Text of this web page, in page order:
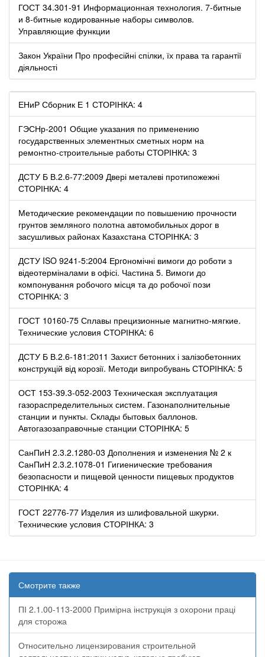
ГОСТ 34.301-91 Информационная технология. 7-битные
и 8-битные кодированные наборы символов.
Управляющие функции
Закон України Про професійні спілки, їх права та гарантії
діяльності
ЕНиР Сборник Е 1 СТОРІНКА: 4
ГЭСНр-2001 Общие указания по применению
государственных элементных сметных норм на
ремонтно-строительные работы СТОРІНКА: 3
ДСТУ Б В.2.6-77:2009 Двері металеві протипожежні
СТОРІНКА: 4
Методические рекомендации по повышению прочности
грунтов земляного полотна автомобильных дорог в
засушливых районах Казахстана СТОРІНКА: 3
ДСТУ ISO 9241-5:2004 Еpгoномічні вимоги до роботи з
відеотерміналами в офісі. Частина 5. Вимоги до
компонування робочого місця та до робочої пози
СТОРІНКА: 3
ГОСТ 10160-75 Сплавы прецизионные магнитно-мягкие.
Технические условия СТОРІНКА: 6
ДСТУ Б В.2.6-181:2011 Захист бетонних і залізобетонних
конструкцій від корозії. Методи випробувань СТОРІНКА: 5
ОСТ 153-39.3-052-2003 Техническая эксплуатация
газораспределительных систем. Газонаполнительные
станции и пункты. Склады бытовых баллонов.
Автогазозаправочные станции СТОРІНКА: 5
СанПиН 2.3.2.1280-03 Дополнения и изменения № 2 к
СанПиН 2.3.2.1078-01 Гигиенические требования
безопасности и пищевой ценности пищевых продуктов
СТОРІНКА: 4
ГОСТ 22776-77 Изделия из шлифовальной шкурки.
Технические условия СТОРІНКА: 3
Смотрите также
ПІ 2.1.00-113-2000 Примірна інструкція з охорони праці
для сторожа
Относительно лицензирования строительной